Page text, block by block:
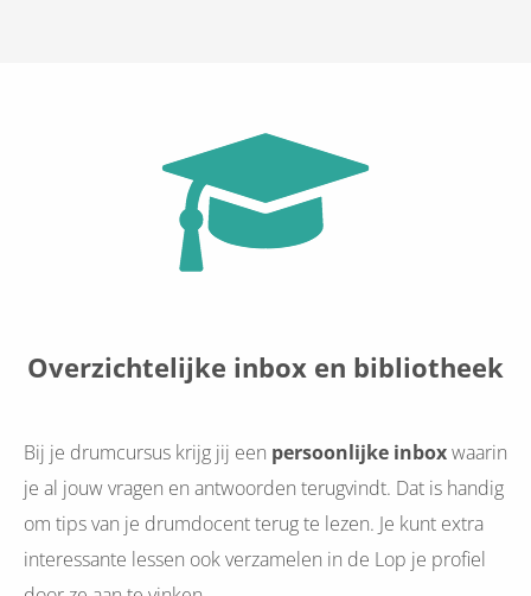
Overzichtelijke inbox en bibliotheek
Bij je drumcursus krijg jij een persoonlijke inboxwaarin
je al jouw vragen en antwoorden terugvindt. Dat is handig
om tips van je drumdocent terug te lezen. Je kunt extra
interessante lessen ook verzamelen in de Lop je profiel